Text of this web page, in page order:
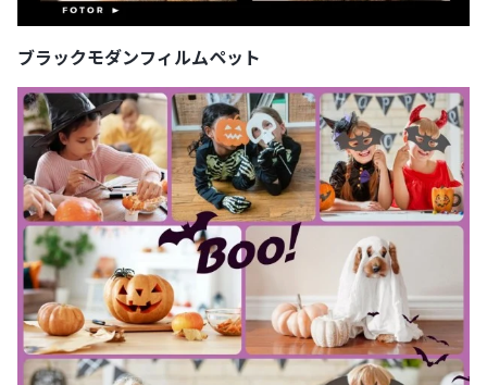
ブラックモダンフィルムペット